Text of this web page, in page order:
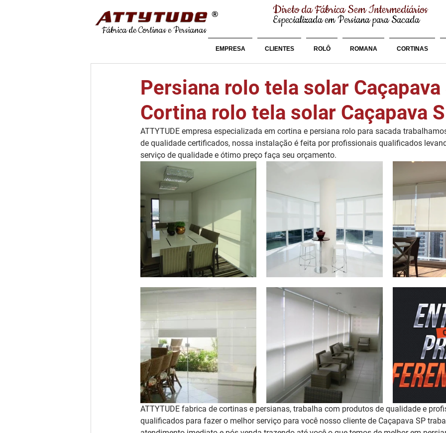
Fábrica de Cortinas e Persianas
® Direto da Fábrica Sem Intermediários
Especializada em Persiana para Sacada
EMPRESA CLIENTES ROLÔ ROMANA CORTINAS
Persiana rolo tela solar Caçapava
Cortina rolo tela solar Caçapava
ATTYTUDE empresa especializada em cortina e persiana rolo para sacada
de qualidade certificados, nossa instalação é feita por profissionais qualificados
serviço de qualidade e ótimo preço faça seu orçamento.
ATTYTUDE fabrica de cortinas e persianas, trabalha com produtos de qualidade e
qualificados para fazer o melhor serviço para você nosso cliente de Caçapava SP